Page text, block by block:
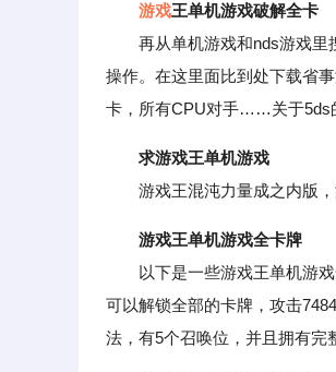
游戏王单机游戏破解全卡
再从单机游戏和nds游戏里搜
操作。在这里面比到处下载省
卡，所有CPU对手……关于5ds
求游戏王单机游戏
游戏王混沌力量成之内版，
游戏王单机游戏全卡牌
以下是一些游戏王单机游戏
可以解锁全部的卡牌，攻击
法，有5个召唤位，并且拥有完